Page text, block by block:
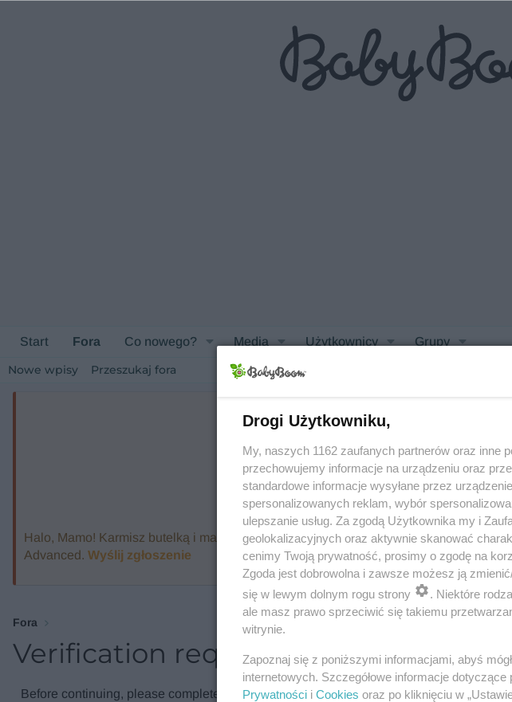
Start Fora Co nowego? Media Użytkownicy Grupy
Nowe wpisy Przeszukaj fora
Halo, Mamo! Karmisz butelką i marzysz o ekspresie, który przygotuje mleko w kilka
Advanced. Wyślij zgłoszenie
Fora
Verification required
Before continuing, please complete the verification check.
Drogi Użytkowniku,
My, naszych 1162 zaufanych partnerów oraz inne
przechowujemy informacje na urządzeniu oraz
standardowe informacje wysyłane przez
spersonalizowanych reklam, wybór
ulepszanie usług. Za zgodą Użytkownika my i
geolokalizacyjnych oraz aktywnie skanować
cenimy Twoją prywatność, prosimy o zgodę na
Zgoda jest dobrowolna i zawsze możesz ją
się w lewym dolnym rogu strony
. Niektóre
ale masz prawo sprzeciwić się takiemu
witrynie.
Zapoznaj się z poniższymi informacjami, abyś
internetowych. Szczegółowe informacje
Prywatności i Cookies oraz po kliknięciu w